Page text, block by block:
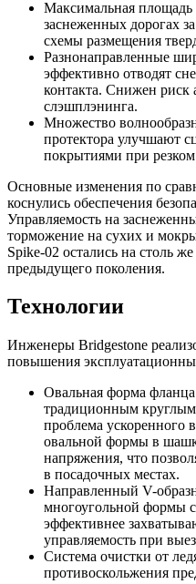
Максимальная площадь
заснеженных дорогах
схемы размещения
Разнонаправленные
эффективно отводят
контакта. Снижен риск
слэшплэнинга.
Множество
протектора улучшают
покрытиями при
Основные изменения по
коснулись обеспечения
Управляемость на
торможение на сухих и
Spike-02 остались на столь
предыдущего поколения.
Технологии
Инженеры Bridgestone
повышения
Овальная форма
традиционным круглым
проблема ускоренного
овальной формы в
напряжения, что
в посадочных местах.
Направленный V-
многоугольной формы
эффективнее
управляемость при
Система очистки от
противоскольжения